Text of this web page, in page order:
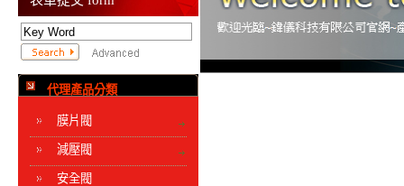
代理產品分類
膜片閥
減壓閥
安全閥